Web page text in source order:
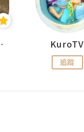
走 KuroTV
追蹤